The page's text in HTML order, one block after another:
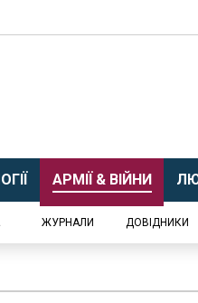
АРМІЇ & ВІЙНИ
ЖУРНАЛИ ДОВІДНИКИ